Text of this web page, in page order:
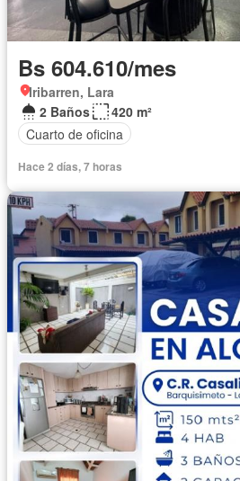
Bs 604.610/mes
Iribarren, Lara
2 Baños
420 m²
Cuarto de oficina
Hace 2 días, 7 horas